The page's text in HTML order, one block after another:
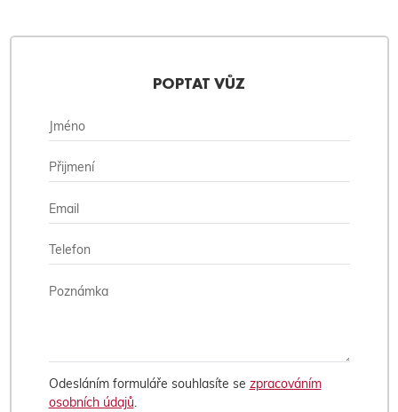
POPTAT VŮZ
Odesláním formuláře souhlasíte se zpracováním
osobních údajů.